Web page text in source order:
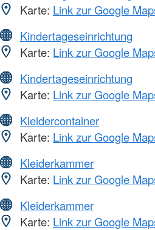
Karte: Link zur Google
Kindertageseinrichtung
Karte: Link zur Google
Kindertageseinrichtung
Karte: Link zur Google
Kleidercontainer
Karte: Link zur Google
Kleiderkammer
Karte: Link zur Google
Kleiderkammer
Karte: Link zur Google